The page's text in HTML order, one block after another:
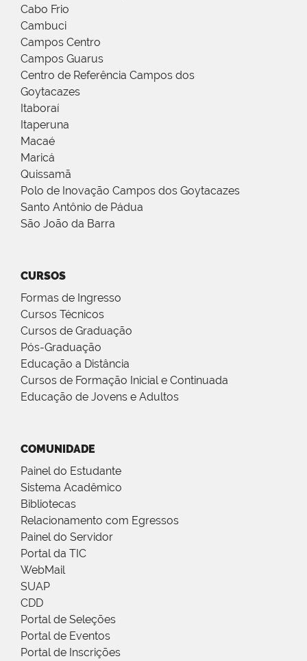
Cabo Frio
Cambuci
Campos Centro
Campos Guarus
Centro de Referência Campos dos
Goytacazes
Itaboraí
Itaperuna
Macaé
Maricá
Quissamã
Polo de Inovação Campos dos Goytacazes
Santo Antônio de Pádua
São João da Barra
CURSOS
Formas de Ingresso
Cursos Técnicos
Cursos de Graduação
Pós-Graduação
Educação a Distância
Cursos de Formação Inicial e Continuada
Educação de Jovens e Adultos
COMUNIDADE
Painel do Estudante
Sistema Acadêmico
Bibliotecas
Relacionamento com Egressos
Painel do Servidor
Portal da TIC
WebMail
SUAP
CDD
Portal de Seleções
Portal de Eventos
Portal de Inscrições